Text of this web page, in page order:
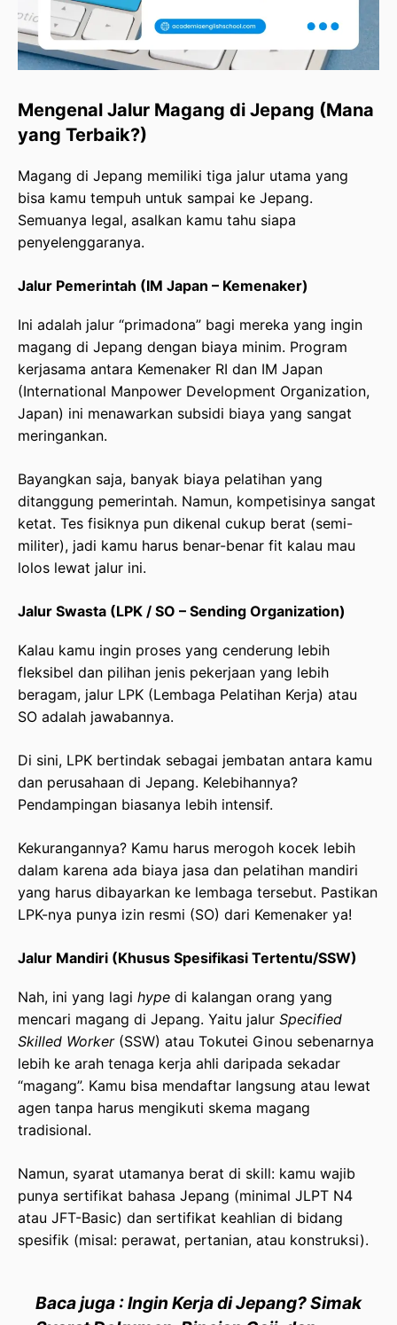
Mengenal Jalur Magang di Jepang (Mana
yang Terbaik?)
Magang di Jepang memiliki tiga jalur utama yang
bisa kamu tempuh untuk sampai ke Jepang.
Semuanya legal, asalkan kamu tahu siapa
penyelenggaranya.
Jalur Pemerintah (IM Japan – Kemenaker)
Ini adalah jalur “primadona” bagi mereka yang ingin
magang di Jepang dengan biaya minim. Program
kerjasama antara Kemenaker RI dan IM Japan
(International Manpower Development Organization,
Japan) ini menawarkan subsidi biaya yang sangat
meringankan.
Bayangkan saja, banyak biaya pelatihan yang
ditanggung pemerintah. Namun, kompetisinya sangat
ketat. Tes fisiknya pun dikenal cukup berat (semi-
militer), jadi kamu harus benar-benar fit kalau mau
lolos lewat jalur ini.
Jalur Swasta (LPK / SO – Sending Organization)
Kalau kamu ingin proses yang cenderung lebih
fleksibel dan pilihan jenis pekerjaan yang lebih
beragam, jalur LPK (Lembaga Pelatihan Kerja) atau
SO adalah jawabannya.
Di sini, LPK bertindak sebagai jembatan antara kamu
dan perusahaan di Jepang. Kelebihannya?
Pendampingan biasanya lebih intensif.
Kekurangannya? Kamu harus merogoh kocek lebih
dalam karena ada biaya jasa dan pelatihan mandiri
yang harus dibayarkan ke lembaga tersebut. Pastikan
LPK-nya punya izin resmi (SO) dari Kemenaker ya!
Jalur Mandiri (Khusus Spesifikasi Tertentu/SSW)
Nah, ini yang lagi hype di kalangan orang yang
mencari magang di Jepang. Yaitu jalur Specified
Skilled Worker(SSW) atau Tokutei Ginou sebenarnya
lebih ke arah tenaga kerja ahli daripada sekadar
“magang”. Kamu bisa mendaftar langsung atau lewat
agen tanpa harus mengikuti skema magang
tradisional.
Namun, syarat utamanya berat di skill: kamu wajib
punya sertifikat bahasa Jepang (minimal JLPT N4
atau JFT-Basic) dan sertifikat keahlian di bidang
spesifik (misal: perawat, pertanian, atau konstruksi).
Baca juga : Ingin Kerja di Jepang? Simak